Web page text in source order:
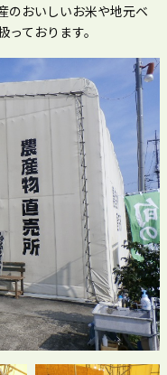
のおいしいお米や地元ベ
ております。